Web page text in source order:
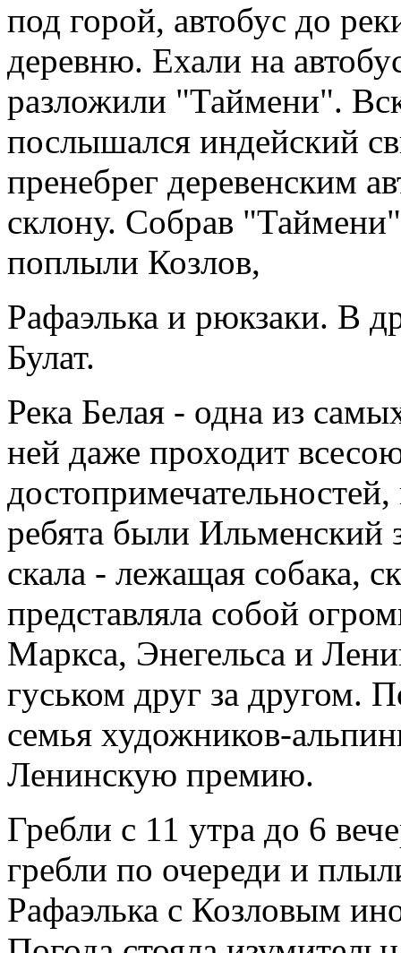
под горой, автобус до
деревню. Ехали на
разложили "Таймени".
послышался индейский
пренебрег деревенским
склону. Собрав
поплыли Козлов,
Рафаэлька и рюкзаки. В
Булат.
Река Белая - одна из
ней даже проходит
ребята были Ильменский
скала - лежащая собака,
представляла собой
Маркса, Энегельса и
гуськом друг за другом.
семья художников-
Ленинскую премию.
Гребли с 11 утра до 6
гребли по очереди и
Рафаэлька с Козловым